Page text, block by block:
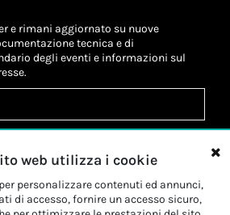
e rimani aggiornato su nuove
tecnica e di
degli eventi e informazioni sul
autorizzo altrattamento dei miei dati
autorizzo al trattamento dei miei dati
marketing*
web utilizza i cookie
personalizzare contenuti ed annunci,
di accesso, fornire un accesso sicuro,